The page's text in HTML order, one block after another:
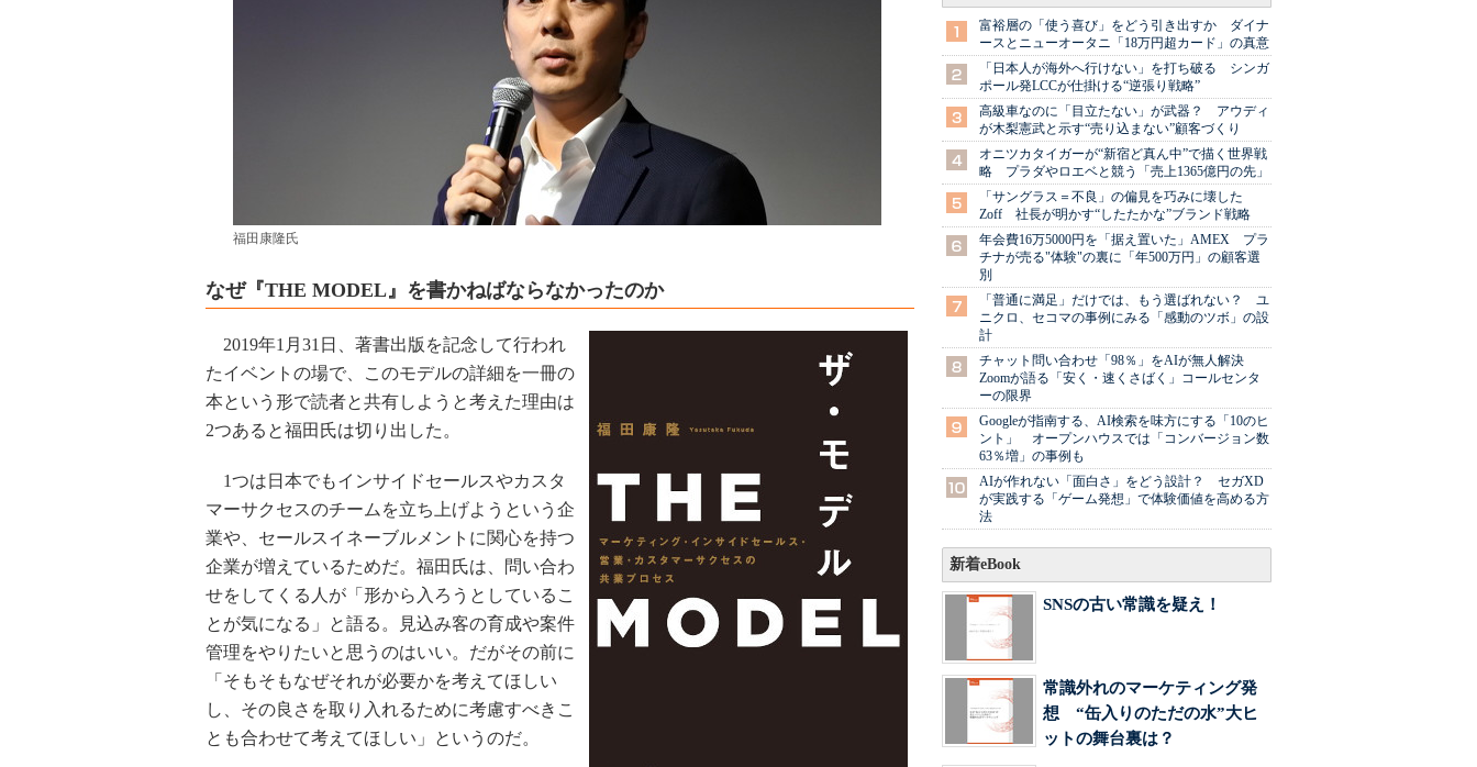
福田康隆氏
なぜ『THE MODEL』を書かねばならなかったのか
2019年1月31日、著書出版を記念して行われ
たイベントの場で、このモデルの詳細を一冊の
本という形で読者と共有しようと考えた理由は
2つあると福田氏は切り出した。
1つは日本でもインサイドセールスやカスタ
マーサクセスのチームを立ち上げようという企
業や、セールスイネーブルメントに関心を持つ
企業が増えているためだ。福田氏は、問い合わ
せをしてくる人が「形から入ろうとしているこ
とが気になる」と語る。見込み客の育成や案件
管理をやりたいと思うのはいい。だがその前に
「そもそもなぜそれが必要かを考えてほしい
し、その良さを取り入れるために考慮すべきこ
とも合わせて考えてほしい」というのだ。
富裕層の「使う喜び」をどう引き出すか ダイナ
ースとニューオータニ「18万円超カード」の真意
「日本人が海外へ行けない」を打ち破る シンガ
ポール発LCCが仕掛ける“逆張り戦略”
高級車なのに「目立たない」が武器？ アウディ
が木梨憲武と示す“売り込まない”顧客づくり
オニツカタイガーが“新宿ど真ん中”で描く世界戦
略 プラダやロエベと競う「売上1365億円の先」
「サングラス＝不良」の偏見を巧みに壊した
Zoff 社長が明かす“したたかな”ブランド戦略
年会費16万5000円を「据え置いた」AMEX プラ
チナが売る"体験"の裏に「年500万円」の顧客選
別
「普通に満足」だけでは、もう選ばれない？ ユ
ニクロ、セコマの事例にみる「感動のツボ」の設
計
チャット問い合わせ「98％」をAIが無人解決
Zoomが語る「安く・速くさばく」コールセンタ
ーの限界
Googleが指南する、AI検索を味方にする「10のヒ
ント」 オープンハウスでは「コンバージョン数
63％増」の事例も
AIが作れない「面白さ」をどう設計？ セガXD
が実践する「ゲーム発想」で体験価値を高める方
法
新着eBook
SNSの古い常識を疑え！
常識外れのマーケティング発
想 “缶入りのただの水”大ヒ
ットの舞台裏は？